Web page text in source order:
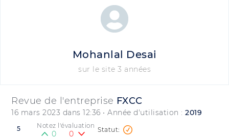
Revue de l'entreprise FXCC
16 mars 2023 dans 12:36 • Année d'utilisation : 2019
5 Notez l'évaluation
0 0
Mohanlal Desai
sur le site 3 années